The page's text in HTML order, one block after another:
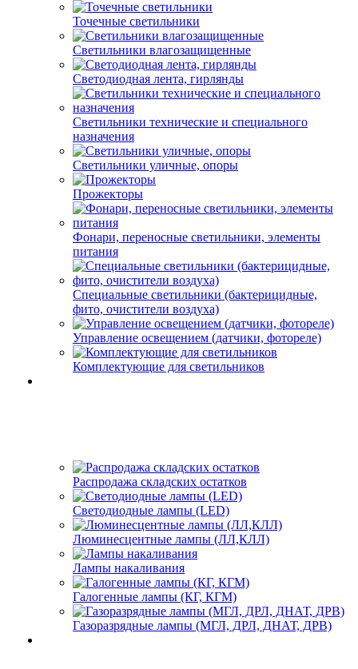
Точечные светильники
Светильники влагозащищенные
Светодиодная лента, гирлянды
Светильники технические и специального
назначения
Светильники уличные, опоры
Прожекторы
Фонари, переносные светильники, элементы
питания
Специальные светильники (бактерицидные,
фито, очистители воздуха)
Управление освещением (датчики, фотореле)
Комплектующие для светильников
Распродажа складских остатков
Светодиодные лампы (LED)
Люминесцентные лампы (ЛЛ,КЛЛ)
Лампы накаливания
Галогенные лампы (КГ, КГМ)
Газоразрядные лампы (МГЛ, ДРЛ, ДНАТ, ДРВ)